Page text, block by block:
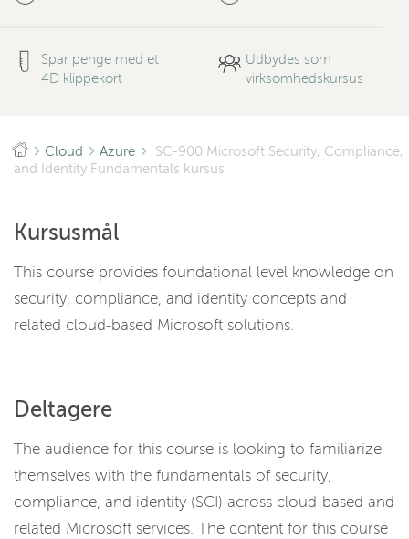
Spar penge med et
4D klippekort
Udbydes som
virksomhedskursus
Cloud Azure
SC-900 Microsoft Security, Compliance,
and Identity Fundamentals kursus
Kursusmål
This course provides foundational level knowledge on
security, compliance, and identity concepts and
related cloud-based Microsoft solutions.
Deltagere
The audience for this course is looking to familiarize
themselves with the fundamentals of security,
compliance, and identity (SCI) across cloud-based and
related Microsoft services. The content for this course